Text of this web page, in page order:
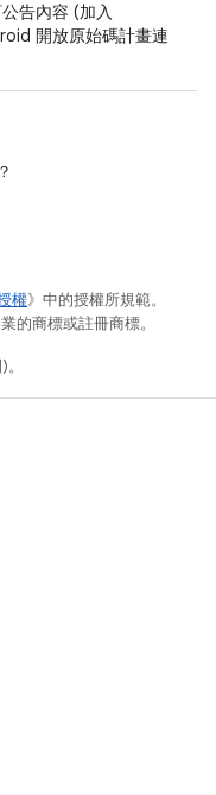
告內容 (加入
開放原始碼計畫連
權》中的授權所規範。
的商標或註冊商標。